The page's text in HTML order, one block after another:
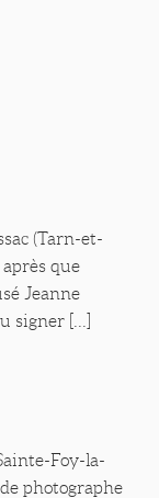
(Tarn-et-
que
Jeanne
signer [...]
Foy-la-
photographe